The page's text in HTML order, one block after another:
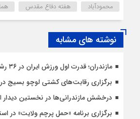
محمودآباد
هفته دفاع مقدس
نوشته های مشابه
مازندران؛ قدرت اول ورزش ایران در ۳۶ رشته
برگزاری رقابت‌های کشتی لوچو بسیج
درخشش مازندرانی‌ها در نخستین دیدار
برگزاری برنامه «حمل پرچم ولایت» در